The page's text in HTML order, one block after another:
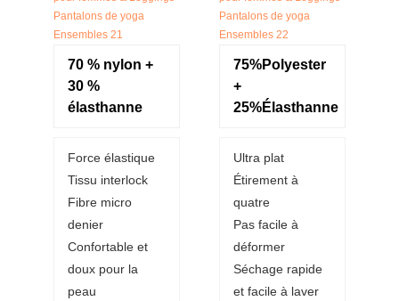
70 % nylon +
30 %
élasthanne
Force élastique
Tissu interlock
Fibre micro
denier
Confortable et
doux pour la
peau
75%Polyester
+
25%Élasthanne
Ultra plat
Étirement à
quatre
Pas facile à
déformer
Séchage rapide
et facile à laver